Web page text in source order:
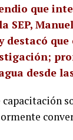
que
SEP,
desde